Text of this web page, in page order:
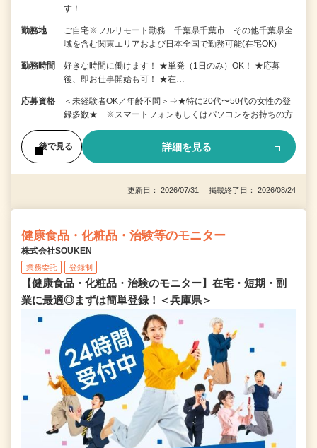
す！
勤務地
ご自宅※フルリモート勤務 千葉県千葉市 その他千葉県全
域を含む関東エリアおよび日本全国で勤務可能(在宅OK)
勤務時間
好きな時間に働けます！ ★単発（1日のみ）OK！ ★応募
後、即お仕事開始も可！ ★在…
応募資格
＜未経験者OK／年齢不問＞⇒★特に20代〜50代の女性の登
録多数★ ※スマートフォンもしくはパソコンをお持ちの方
後で見る 詳細を見る
更新日： 2026/07/31 掲載終了日： 2026/08/24
健康食品・化粧品・治験等のモニター
株式会社SOUKEN
業務委託 登録制
【健康食品・化粧品・治験のモニター】在宅・短期・副
業に最適◎まずは簡単登録！＜兵庫県＞